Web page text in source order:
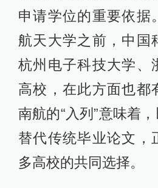
申请学位的重要依据
航天大学之前，中国
杭州电子科技大学、
高校，在此方面也都
南航的“入列”意味着
替代传统毕业论文，
多高校的共同选择。